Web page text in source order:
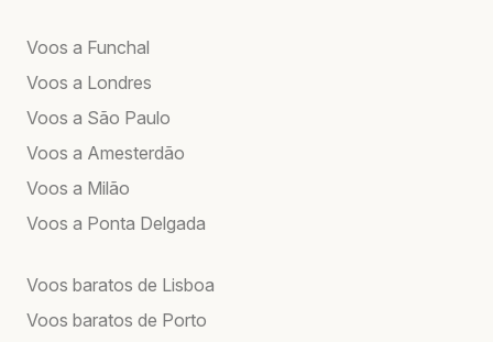
Voos a Funchal
Voos a Londres
Voos a São Paulo
Voos a Amesterdão
Voos a Milão
Voos a Ponta Delgada
Voos baratos de Lisboa
Voos baratos de Porto